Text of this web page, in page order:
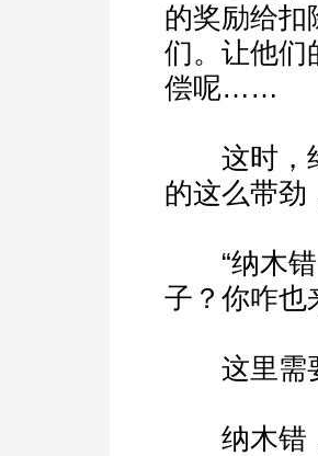
的奖励给扣
们。让他们
偿呢……
这时，终
的这么带劲
“纳木错
子？你咋也
这里需要
纳木错，